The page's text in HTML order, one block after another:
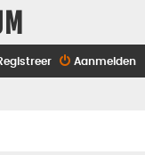
Aanmelden